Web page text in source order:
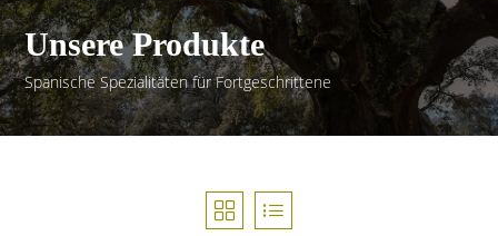
Unsere Produkte
Spanische Spezialitäten für Fortgeschrittene